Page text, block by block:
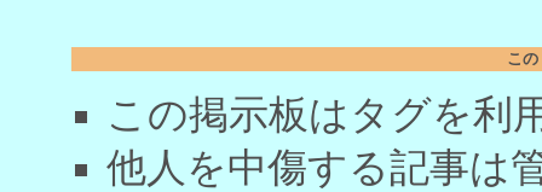
こ
この掲示板はタグを利
他人を中傷する記事は